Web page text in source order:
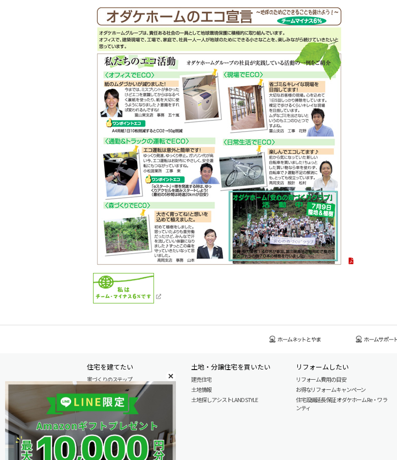
住宅を建てたい
家づくりのステップ
自由設計注文住宅
木の特性を活かした北陸の家づくり
住宅の性能
安心のアフターサービス
商品情報
施工実例
モデル分譲住宅情報
土地・分譲住宅を買いたい
建売住宅
土地情報
土地探しアシスト LAND STYLE
リフォームしたい
リフォーム費用の目安
お得なリフォームキャンペーン
住宅設備延長保証 オダケホーム Re・ワラ
ンティ